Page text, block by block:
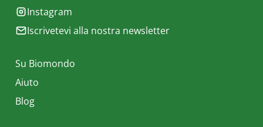
Instagram
Iscrivetevi alla nostra newsletter
Su Biomondo
Aiuto
Blog